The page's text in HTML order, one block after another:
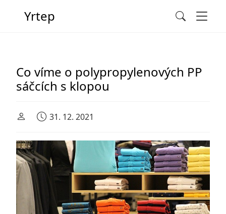
Main Navigation
Yrtep Search
Co víme o polypropylenových PP
sáčcích s klopou
31. 12. 2021